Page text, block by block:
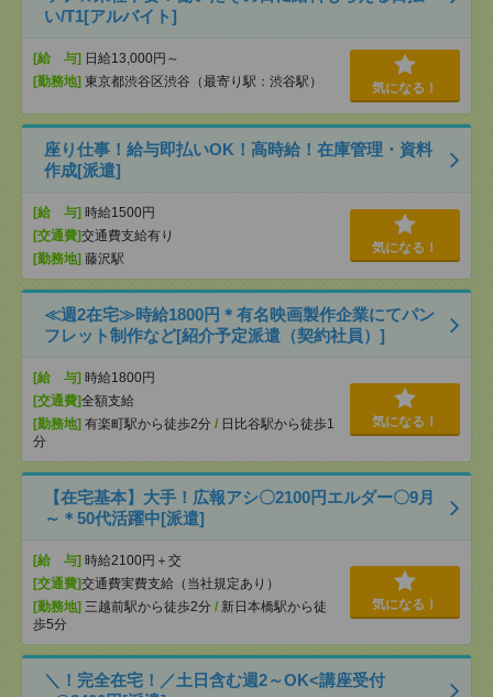
い/T1[アルバイト]
[給 与] 日給13,000円～
[勤務地] 東京都渋谷区渋谷（最寄り駅：渋谷駅） 気になる！
座り仕事！給与即払いOK！高時給！在庫管理・資料
作成[派遣]
[給 与] 時給1500円
[交通費]交通費支給有り
[勤務地] 藤沢駅
気になる！
≪週2在宅≫時給1800円＊有名映画製作企業にてパン
フレット制作など[紹介予定派遣（契約社員）]
[給 与] 時給1800円
[交通費]全額支給
[勤務地] 有楽町駅から徒歩2分 / 日比谷駅から徒歩1
分
気になる！
【在宅基本】大手！広報アシ〇2100円エルダー〇9月
～＊50代活躍中[派遣]
[給 与] 時給2100円＋交
[交通費]交通費実費支給（当社規定あり）
[勤務地] 三越前駅から徒歩2分 / 新日本橋駅から徒
歩5分
気になる！
＼！完全在宅！／土日含む週2～OK<講座受付